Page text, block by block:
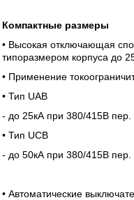
Компактные размеры
• Высокая отключающая
типоразмером корпуса до
• Применение
• Тип UAB
- до 25кА при 380/415В
• Тип UCB
- до 50кА при 380/415В
• Автоматические